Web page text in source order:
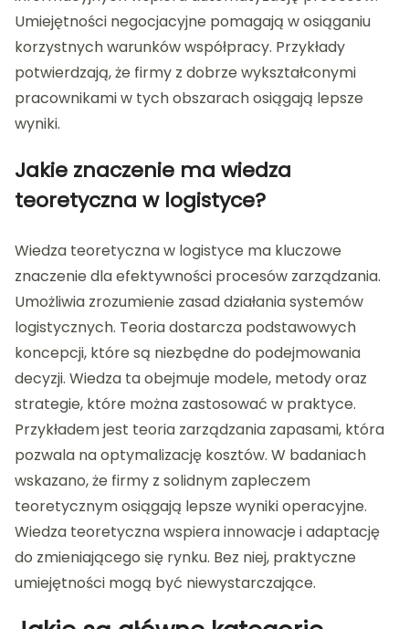
Umiejętności negocjacyjne pomagają w osiąganiu
korzystnych warunków współpracy. Przykłady
potwierdzają, że firmy z dobrze wykształconymi
pracownikami w tych obszarach osiągają lepsze
wyniki.
Jakie znaczenie ma wiedza
teoretyczna w logistyce?
Wiedza teoretyczna w logistyce ma kluczowe
znaczenie dla efektywności procesów zarządzania.
Umożliwia zrozumienie zasad działania systemów
logistycznych. Teoria dostarcza podstawowych
koncepcji, które są niezbędne do podejmowania
decyzji. Wiedza ta obejmuje modele, metody oraz
strategie, które można zastosować w praktyce.
Przykładem jest teoria zarządzania zapasami, która
pozwala na optymalizację kosztów. W badaniach
wskazano, że firmy z solidnym zapleczem
teoretycznym osiągają lepsze wyniki operacyjne.
Wiedza teoretyczna wspiera innowacje i adaptację
do zmieniającego się rynku. Bez niej, praktyczne
umiejętności mogą być niewystarczające.